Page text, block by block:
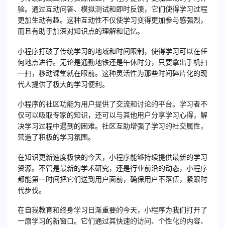
验。通过互动问答、模拟测试和即时反馈，它们使得学习过程
更加生动有趣。这种互动性不仅使学习变得更加参与感强烈，
而且有助于加深对知识点的理解和记忆。
小程序打破了传统学习的地域和时间限制，使得学习可以在任
何地点进行。无论是通勤地铁还是午休时分，只要拿出手机扫
一扫，移动课堂就在眼前。这种灵活性为那些时间碎片化的现
代人提供了极大的学习便利。
小程序的社区功能为用户提供了交流和讨论的平台。学习者不
仅可以吸取专家的知识，还可以与其他用户分享学习心得，解
决学习过程中遇到的困难。社区互助增强了学习的社交属性，
营造了积极的学习氛围。
在知识更新速度极快的今天，小程序能够持续提供最新的学习
资源。不管是最新的学术研究，还是行业前沿的动态，小程序
都能第一时间把它们送到用户面前，确保用户不落伍，紧跟时
代步伐。
在自我教育和终身学习日渐重要的今天，小程序为我们打开了
一扇学习的新窗口。它们通过其快速的访问、个性化的内容、